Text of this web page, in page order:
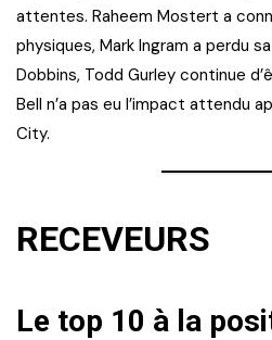
attentes. Raheem Mostert a
physiques, Mark Ingram a perdu
Dobbins, Todd Gurley continue
Bell n’a pas eu l’impact attendu
City.
RECEVEURS
Le top 10 à la